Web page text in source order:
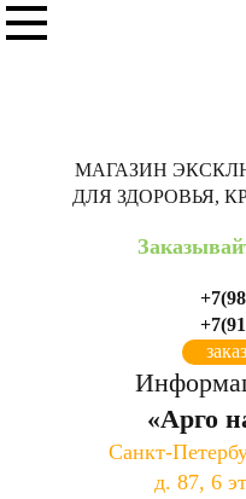
МАГАЗИН
ДЛЯ ЗДОРОВЬЯ,
«Арго
Санкт-
д. 87, 6